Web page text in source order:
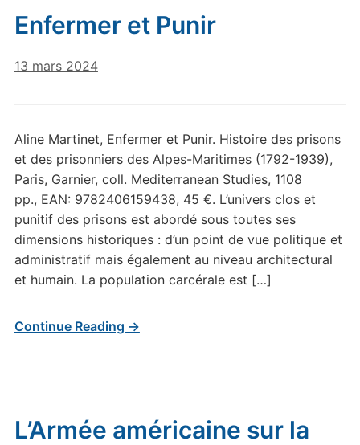
Enfermer et Punir
13 mars 2024
Aline Martinet, Enfermer et Punir. Histoire des prisons
et des prisonniers des Alpes-Maritimes (1792-1939),
Paris, Garnier, coll. Mediterranean Studies, 1108
pp., EAN: 9782406159438, 45 €. L’univers clos et
punitif des prisons est abordé sous toutes ses
dimensions historiques : d’un point de vue politique et
administratif mais également au niveau architectural
et humain. La population carcérale est […]
Continue Reading →
L’Armée américaine sur la